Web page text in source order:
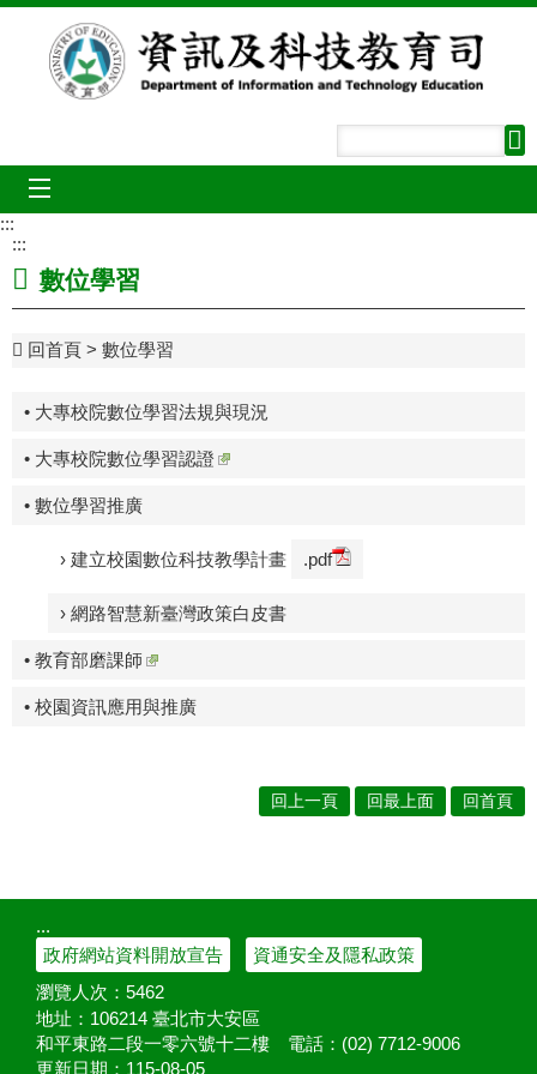
跳到主要內容區塊
:::
:::
數位學習
回首頁 數位學習
• 大專校院數位學習法規與現況
• 大專校院數位學習認證
• 數位學習推廣
› 建立校園數位科技教學計畫 .pdf
› 網路智慧新臺灣政策白皮書
• 教育部磨課師
• 校園資訊應用與推廣
回上一頁 回最上面 回首頁
:::
政府網站資料開放宣告
資通安全及隱私政策
瀏覽人次： 5462
地址：106214 臺北市大安區
和平東路二段一零六號十二樓 電話：(02) 7712-9006
更新日期： 115-08-05